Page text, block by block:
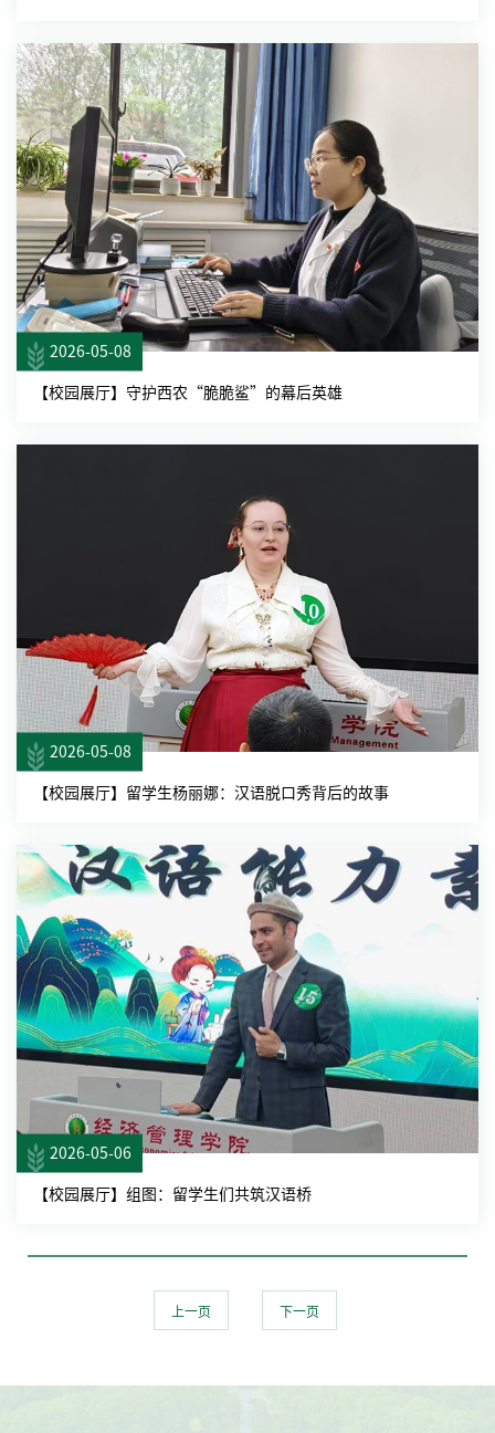
【校园展厅】守护西农“脆脆鲨”的幕后英雄
2026-05-08
【校园展厅】留学生杨丽娜：汉语脱口秀背后的故事
2026-05-08
【校园展厅】组图：留学生们共筑汉语桥
2026-05-06
上一页 下一页